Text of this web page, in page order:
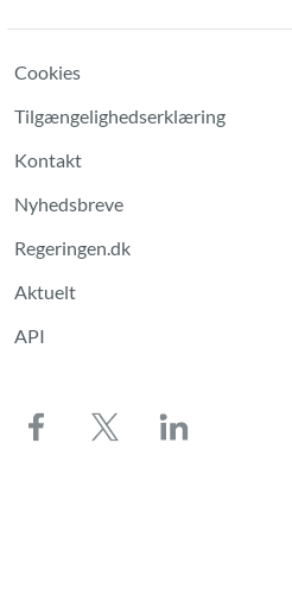
Cookies
Tilgængelighedserklæring
Kontakt
Nyhedsbreve
Regeringen.dk
Aktuelt
API